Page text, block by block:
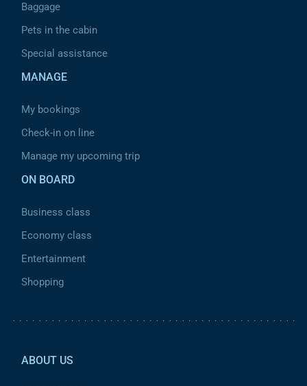
Baggage
Pets in the cabin
Special assistance
MANAGE
My bookings
Check-in on line
Manage my upcoming trip
ON BOARD
Business class
Economy class
Entertainment
Shopping
ABOUT US